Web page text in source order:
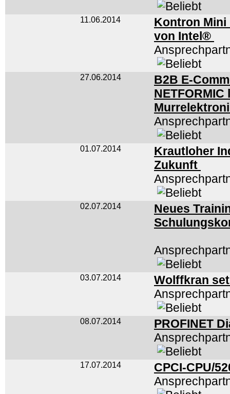
11.06.2014
Kontron Mini
von Intel®
27.06.2014
B2B E-
01.07.2014
Krautloher
Zukunft
02.07.2014
Neues
03.07.2014
Wolffkran
08.07.2014
PROFINET
17.07.2014
CPCI-CPU/